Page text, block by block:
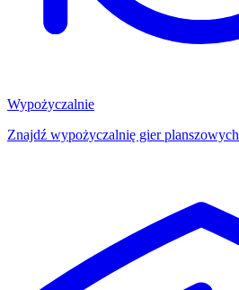
Wypożyczalnie
Znajdź wypożyczalnię gier planszowych